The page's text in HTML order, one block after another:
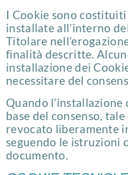
I Cookie sono
installate all’interno
Titolare
finalità descritte.
installazione dei
necessitare del
Quando l’installazione
base del consenso,
revocato liberamente
seguendo le istruzioni
documento.